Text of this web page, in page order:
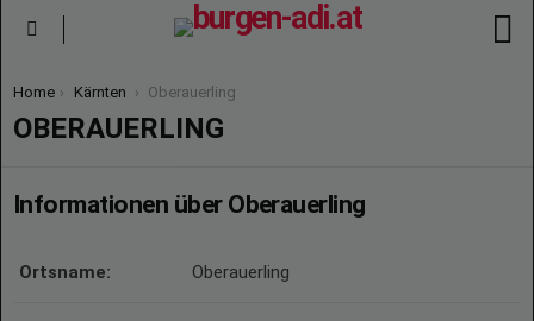
You are here:
Home Kärnten Oberauerling
OBERAUERLING
Informationen über Oberauerling
Ortsname: Oberauerling